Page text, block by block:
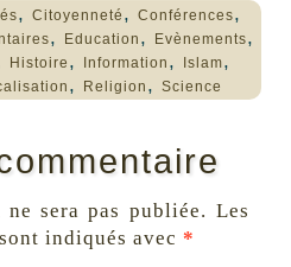
, Citoyenneté , Conférences,
, Education , Evènements,
Histoire , Information , Islam,
, Religion , Science
sera pas publiée. Les
indiqués avec *